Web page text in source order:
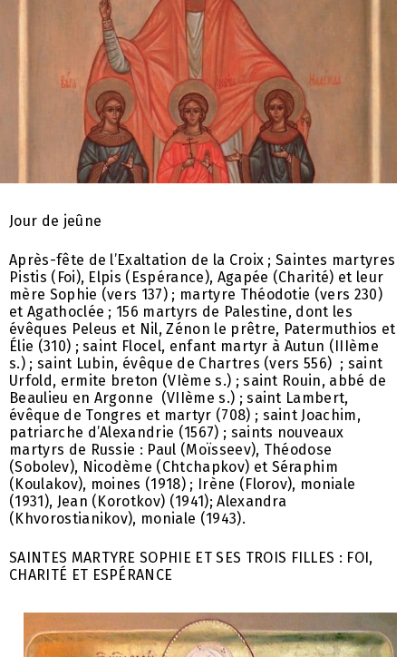
Jour de jeûne
Après-fête de l’Exaltation de la Croix ; Saintes martyres
Pistis (Foi), Elpis (Espérance), Agapée (Charité) et leur
mère Sophie (vers 137) ; martyre Théodotie (vers 230)
et Agathoclée ; 156 martyrs de Palestine, dont les
évêques Peleus et Nil, Zénon le prêtre, Patermuthios et
Élie (310) ; saint Flocel, enfant martyr à Autun (IIIème
s.) ; saint Lubin, évêque de Chartres (vers 556) ; saint
Urfold, ermite breton (VIème s.) ; saint Rouin, abbé de
Beaulieu en Argonne (VIIème s.) ; saint Lambert,
évêque de Tongres et martyr (708) ; saint Joachim,
patriarche d’Alexandrie (1567) ; saints nouveaux
martyrs de Russie : Paul (Moïsseev), Théodose
(Sobolev), Nicodème (Chtchapkov) et Séraphim
(Koulakov), moines (1918) ; Irène (Florov), moniale
(1931), Jean (Korotkov) (1941); Alexandra
(Khvorostianikov), moniale (1943).
SAINTES MARTYRE SOPHIE ET SES TROIS FILLES : FOI,
CHARITÉ ET ESPÉRANCE